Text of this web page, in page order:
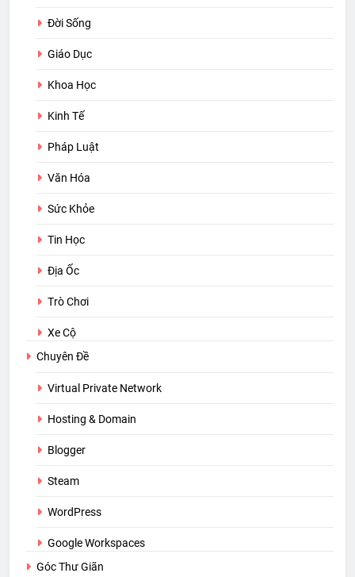
Đời Sống
Giáo Dục
Khoa Học
Kinh Tế
Pháp Luật
Văn Hóa
Sức Khỏe
Tin Học
Địa Ốc
Trò Chơi
Xe Cộ
Chuyên Đề
Virtual Private Network
Hosting & Domain
Blogger
Steam
WordPress
Google Workspaces
Góc Thư Giãn